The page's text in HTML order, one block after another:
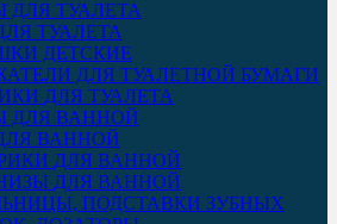
ТУАЛЕТА
ДЕТСКИЕ
ДЛЯ ТУАЛЕТНОЙ БУМАГИ
ДЛЯ ТУАЛЕТА
ВАННОЙ
ДЛЯ ВАННОЙ
ДЛЯ ВАННОЙ
ПОДСТАВКИ ЗУБНЫХ